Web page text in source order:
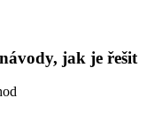
jak je řešit